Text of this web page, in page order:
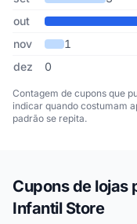
out
nov
1
dez
0
Contagem de cupons que
indicar quando costumam
padrão se repita.
Cupons de lojas
Infantil Store